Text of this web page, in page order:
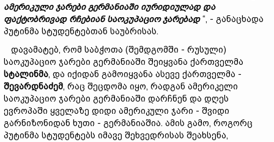
ამერიკული ჯარებიგერმანიაში იურიდიულად და
ფაქტობრივად რჩებიანსაოკუპაციოჯარებად“, - განაცხადა
პუტინმა სტუდენტებთან საუბრისას.
დავამატებ, რომ საბჭოთა (შემდგომში - რუსული)
საოკუპაციო ჯარები გერმანიაში შეიყვანა ქართველმა
სტალინმა, და იქიდან გამოიყვანა ასევე ქართველმა -
შევარდნაძემ, რაც შეცდომა იყო, რადგან ამერიკელი
საოკუპაციო ჯარები გერმანიაში დარჩნენ და დღეს
ევროპაში ყველაზე დიდი ამერიკული ჯარი - შვიდი
გარნიზონიდან ხუთი - გერმანიაშია. ამის გამო, როგორც
პუტინმა სტუდენტებს იმავე შეხვედრისას შეახსენა,